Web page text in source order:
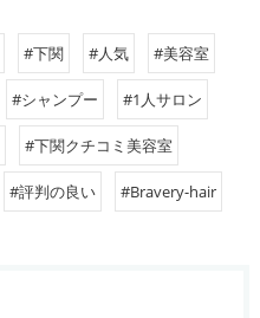
#下関 #人気 #美容室
#シャンプー #1人サロン
#下関クチコミ美容室
#評判の良い #Bravery-hair